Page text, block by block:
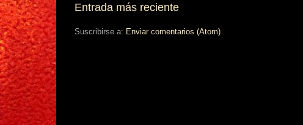
Entrada más reciente
Suscribirse a: Enviar comentarios (Atom)